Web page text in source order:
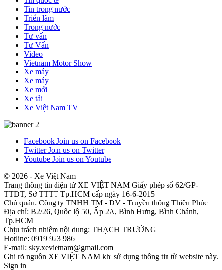
Tin trong nước
Triển lãm
Trong nước
Tư vấn
Tư Vấn
Video
Vietnam Motor Show
Xe máy
Xe máy
Xe mới
Xe tải
Xe Việt Nam TV
Facebook Join us on Facebook
Twitter Join us on Twitter
Youtube Join us on Youtube
© 2026 - Xe Việt Nam
Trang thông tin điện tử XE VIỆT NAM Giấy phép số 62/GP-
TTĐT, Sở TTTT Tp.HCM cấp ngày 16-6-2015
Chủ quản: Công ty TNHH TM - DV - Truyền thông Thiên Phúc
Địa chỉ: B2/26, Quốc lộ 50, Ấp 2A, Bình Hưng, Bình Chánh,
Tp.HCM
Chịu trách nhiệm nội dung: THẠCH TRƯỞNG
Hotline: 0919 923 986
E-mail: sky.xevietnam@gmail.com
Ghi rõ nguồn XE VIỆT NAM khi sử dụng thông tin từ website này.
Sign in